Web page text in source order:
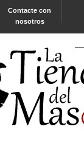
Contacte con
nosotros